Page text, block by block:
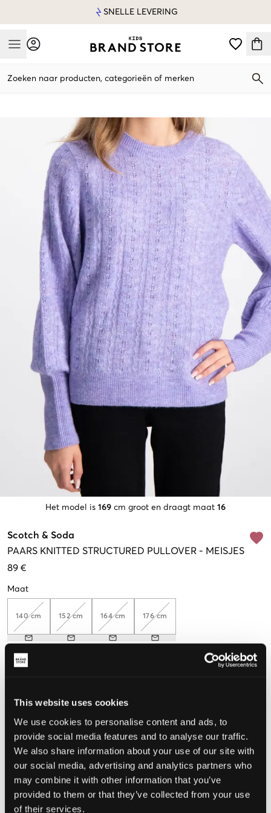
This website uses cookies
We use cookies to personalise content and ads, to
provide social media features and to analyse our traffic.
We also share information about your use of our site with
our social media, advertising and analytics partners who
may combine it with other information that you’ve
provided to them or that they’ve collected from your use
of their services.
SNELLE LEVERING
Mobile Menu
Zoeken naar producten, categorieën of merken
Het model is 169 cm groot en draagt maat 16
Scotch & Soda
PAARS KNITTED STRUCTURED PULLOVER - MEISJES
89 €
Maat
140 cm 152 cm 164 cm 176 cm
De maat lijkt
MAATTABEL
KIES EEN MAAT
Snelle levering
Gratis verzending vanaf €69
Recht op herroeping binnen 60 dagen